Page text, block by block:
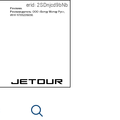
erid: 2SDnjcd9bNb